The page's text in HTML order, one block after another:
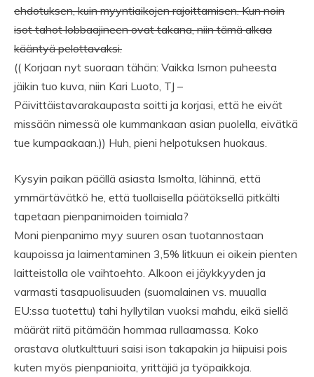
ehdotuksen, kuin myyntiaikojen rajoittamisen. Kun noin
isot tahot lobbaajineen ovat takana, niin tämä alkaa
kääntyä pelottavaksi.
(( Korjaan nyt suoraan tähän: Vaikka Ismon puheesta
jäikin tuo kuva, niin Kari Luoto, TJ –
Päivittäistavarakaupasta soitti ja korjasi, että he eivät
missään nimessä ole kummankaan asian puolella, eivätkä
tue kumpaakaan.)) Huh, pieni helpotuksen huokaus.
Kysyin paikan päällä asiasta Ismolta, lähinnä, että
ymmärtävätkö he, että tuollaisella päätöksellä pitkälti
tapetaan pienpanimoiden toimiala?
Moni pienpanimo myy suuren osan tuotannostaan
kaupoissa ja laimentaminen 3,5% litkuun ei oikein pienten
laitteistolla ole vaihtoehto. Alkoon ei jäykkyyden ja
varmasti tasapuolisuuden (suomalainen vs. muualla
EU:ssa tuotettu) tahi hyllytilan vuoksi mahdu, eikä siellä
määrät riitä pitämään hommaa rullaamassa. Koko
orastava olutkulttuuri saisi ison takapakin ja hiipuisi pois
kuten myös pienpanioita, yrittäjiä ja työpaikkoja.